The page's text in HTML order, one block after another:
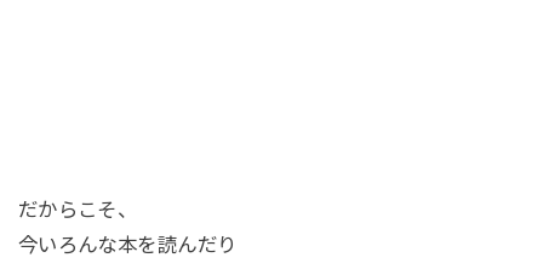
だからこそ、
今いろんな本を読んだり